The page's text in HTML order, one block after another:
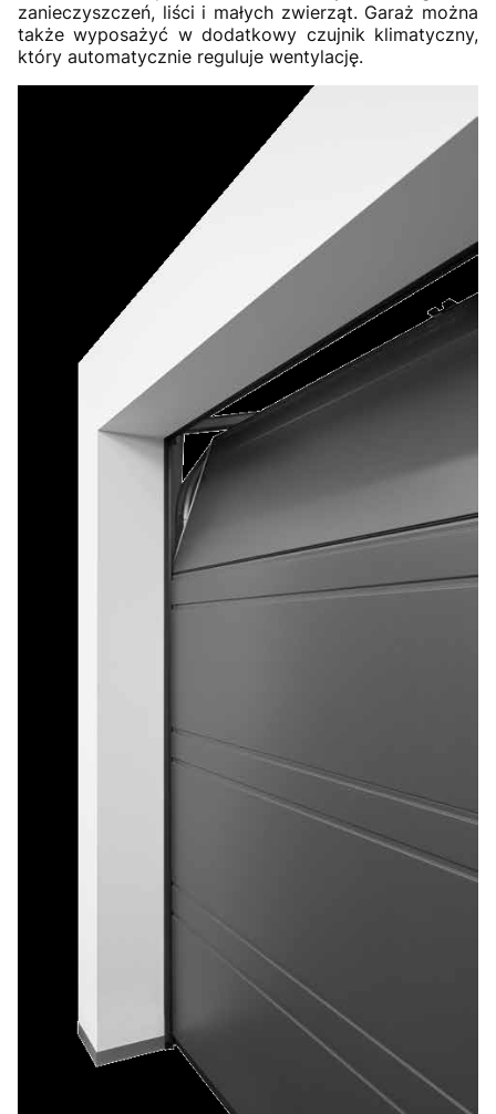
zanieczyszczeń, liści i małych zwierząt. Garaż można
także wyposażyć w dodatkowy czujnik klimatyczny,
który automatycznie reguluje wentylację.